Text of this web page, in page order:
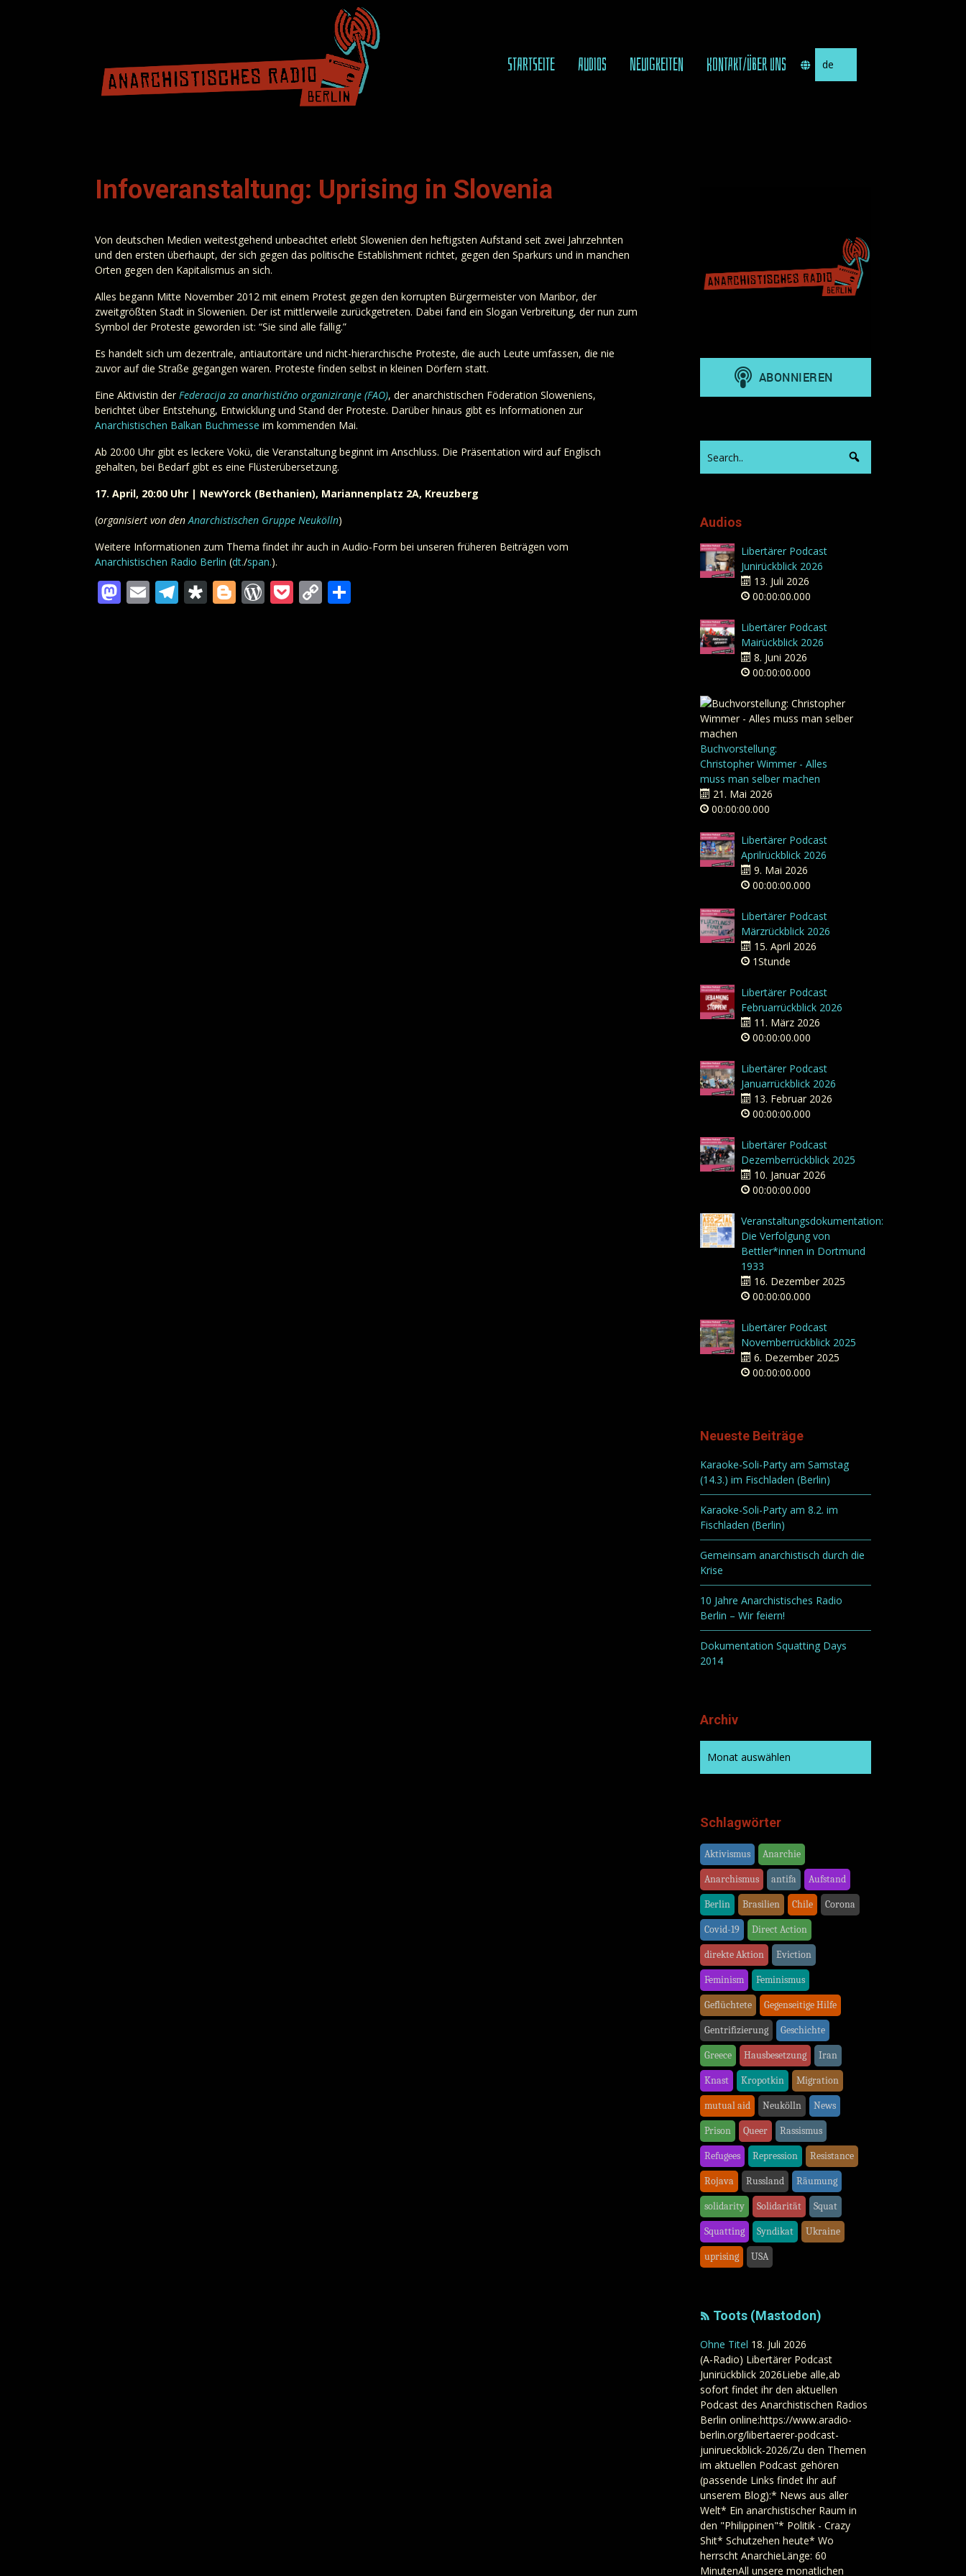
STARTSEITE AUDIOS NEUIGKEITEN KONTAKT/ÜBER UNS
auswählen
Infoveranstaltung: Uprising in Slovenia
Von deutschen Medien weitestgehend unbeachtet erlebt Slowenien den heftigsten Aufstand seit zwei Jahrzehnten
und den ersten überhaupt, der sich gegen das politische Establishment richtet, gegen den Sparkurs und in manchen
Orten gegen den Kapitalismus an sich.
Alles begann Mitte November 2012 mit einem Protest gegen den korrupten Bürgermeister von Maribor, der
zweitgrößten Stadt in Slowenien. Der ist mittlerweile zurückgetreten. Dabei fand ein Slogan Verbreitung, der nun zum
Symbol der Proteste geworden ist: “Sie sind alle fällig.”
Es handelt sich um dezentrale, antiautoritäre und nicht-hierarchische Proteste, die auch Leute umfassen, die nie
zuvor auf die Straße gegangen waren. Proteste finden selbst in kleinen Dörfern statt.
Eine Aktivistin der Federacija za anarhistično organiziranje (FAO), der anarchistischen Föderation Sloweniens,
berichtet über Entstehung, Entwicklung und Stand der Proteste. Darüber hinaus gibt es Informationen zur
Anarchistischen Balkan Buchmesse im kommenden Mai.
Ab 20:00 Uhr gibt es leckere Vokü, die Veranstaltung beginnt im Anschluss. Die Präsentation wird auf Englisch
gehalten, bei Bedarf gibt es eine Flüsterübersetzung.
17. April, 20:00 Uhr | NewYorck (Bethanien), Mariannenplatz 2A, Kreuzberg
(organisiert von denAnarchistischen Gruppe Neukölln)
Weitere Informationen zum Thema findet ihr auch in Audio-Form bei unseren früheren Beiträgen vom
Anarchistischen Radio Berlin (dt./span.).
Mastodon
EmailTelegram
Diaspora
Blogger
WordPress
Pocket
Copy
Audios
Libertärer Podcast
Junirückblick 2026
13. Juli 2026
00:00:00.000
Libertärer Podcast
Mairückblick 2026
8. Juni 2026
00:00:00.000
Buchvorstellung:
Christopher Wimmer - Alles
muss man selber machen
21. Mai 2026
00:00:00.000
Libertärer Podcast
Aprilrückblick 2026
9. Mai 2026
00:00:00.000
Libertärer Podcast
Märzrückblick 2026
15. April 2026
1Stunde
Libertärer Podcast
Februarrückblick 2026
11. März 2026
00:00:00.000
Libertärer Podcast
Januarrückblick 2026
13. Februar 2026
00:00:00.000
Libertärer Podcast
Dezemberrückblick 2025
10. Januar 2026
00:00:00.000
Veranstaltungsdokumentation:
Die Verfolgung von
Bettler*innen in Dortmund
1933
16. Dezember 2025
00:00:00.000
Libertärer Podcast
Novemberrückblick 2025
6. Dezember 2025
00:00:00.000
Neueste Beiträge
Karaoke-Soli-Party am Samstag
(14.3.) im Fischladen (Berlin)
Karaoke-Soli-Party am 8.2. im
Fischladen (Berlin)
Gemeinsam anarchistisch durch die
Krise
10 Jahre Anarchistisches Radio
Berlin – Wir feiern!
Dokumentation Squatting Days
2014
Archiv
Schlagwörter
Aktivismus Anarchie
Anarchismus antifa Aufstand
Berlin Brasilien Chile Corona
Covid-19 Direct Action
direkte Aktion Eviction
Feminism Feminismus
Geflüchtete Gegenseitige Hilfe
Gentrifizierung Geschichte
Greece Hausbesetzung Iran
Knast Kropotkin Migration
mutual aid Neukölln News
Prison Queer Rassismus
Refugees Repression Resistance
Rojava Russland Räumung
solidarity Solidarität Squat
Squatting Syndikat Ukraine
uprising USA
Toots (Mastodon)
Ohne Titel 18. Juli 2026
(A-Radio) Libertärer Podcast
Junirückblick 2026Liebe alle,ab
sofort findet ihr den aktuellen
Podcast des Anarchistischen Radios
Berlin online:https://www.aradio-
berlin.org/libertaerer-podcast-
junirueckblick-2026/Zu den Themen
im aktuellen Podcast gehören
(passende Links findet ihr auf
unserem Blog):* News aus aller
Welt* Ein anarchistischer Raum in
den "Philippinen"* Politik - Crazy
Shit* Schutzehen heute* Wo
herrscht AnarchieLänge: 60
MinutenAll unsere monatlichen